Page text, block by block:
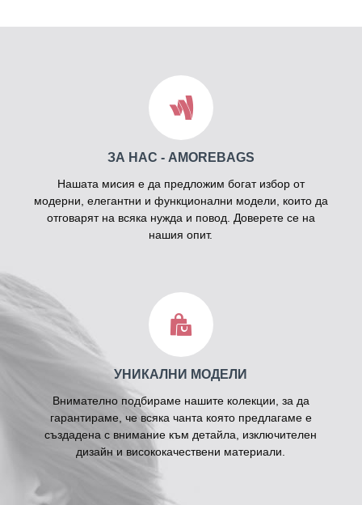
ЗА НАС - AMOREBAGS
Нашата мисия е да предложим богат избор от
модерни, елегантни и функционални модели, които да
отговарят на всяка нужда и повод. Доверете се на
нашия опит.
УНИКАЛНИ МОДЕЛИ
Внимателно подбираме нашите колекции, за да
гарантираме, че всяка чанта която предлагаме е
създадена с внимание към детайла, изключителен
дизайн и висококачествени материали.